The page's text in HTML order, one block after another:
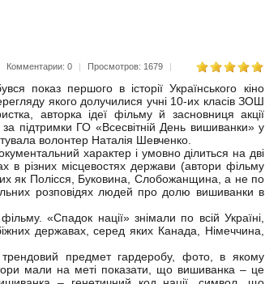
Комментарии: 0 | Просмотров: 1679 |
показ першого в історії Українського кіно
якого долучилися учні 10-их класів ЗОШ
авторка ідеї фільму й засновниця акції
підтримки ГО «Всесвітній День вишиванки» у
волонтер Наталія Шевченко.
характер і умовно ділиться на дві
в різних місцевостях держави (автори фільму
як Полісся, Буковина, Слобожанщина, а не по
розповідях людей про долю вишиванки в
«Спадок нації» знімали по всій Україні,
державах, серед яких Канада, Німеччина,
предмет гардеробу, фото, в якому
мали на меті показати, що вишиванка – це